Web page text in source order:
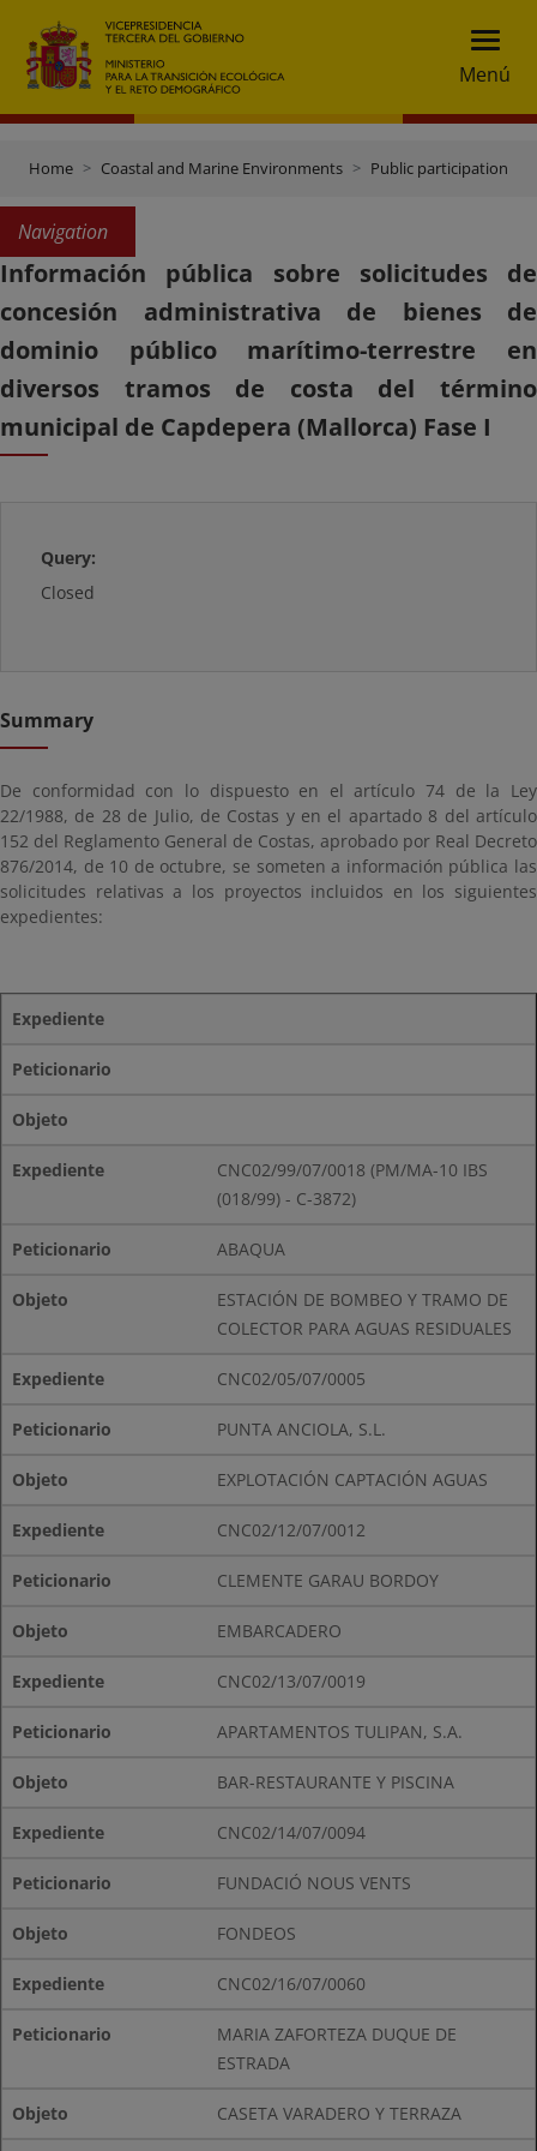
Menú
Home Coastal and Marine Environments Public participation
Navigation
Información pública sobre solicitudes de
concesión administrativa de bienes de
dominio público marítimo-terrestre en
diversos tramos de costa del término
municipal de Capdepera (Mallorca) Fase I
Query:
Closed
Summary
De conformidad con lo dispuesto en el artículo 74 de la Ley
22/1988, de 28 de Julio, de Costas y en el apartado 8 del artículo
152 del Reglamento General de Costas, aprobado por Real Decreto
876/2014, de 10 de octubre, se someten a información pública las
solicitudes relativas a los proyectos incluidos en los siguientes
expedientes:
Expediente
Peticionario
Objeto
CNC02/99/07/0018 (PM/MA-10 IBS
(018/99) - C-3872)
ABAQUA
ESTACIÓN DE BOMBEO Y TRAMO DE
COLECTOR PARA AGUAS RESIDUALES
CNC02/05/07/0005
PUNTA ANCIOLA, S.L.
EXPLOTACIÓN CAPTACIÓN AGUAS
CNC02/12/07/0012
CLEMENTE GARAU BORDOY
EMBARCADERO
CNC02/13/07/0019
APARTAMENTOS TULIPAN, S.A.
BAR-RESTAURANTE Y PISCINA
CNC02/14/07/0094
FUNDACIÓ NOUS VENTS
FONDEOS
CNC02/16/07/0060
MARIA ZAFORTEZA DUQUE DE
ESTRADA
CASETA VARADERO Y TERRAZA